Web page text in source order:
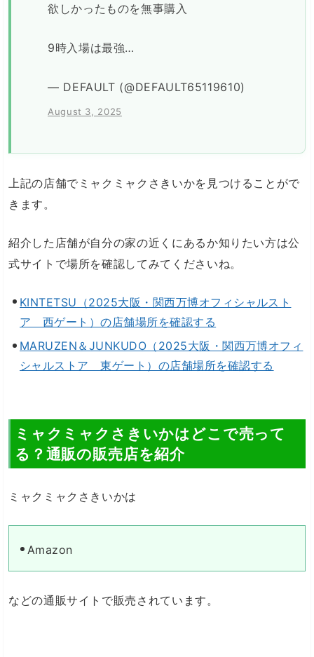
欲しかったものを無事購入
9時入場は最強…
— DEFAULT (@DEFAULT65119610)
August 3, 2025
上記の店舗でミャクミャクさきいかを見つけることがで
きます。
紹介した店舗が自分の家の近くにあるか知りたい方は公
式サイトで場所を確認してみてくださいね。
KINTETSU（2025大阪・関西万博オフィシャルスト
ア 西ゲート）の店舗場所を確認する
MARUZEN＆JUNKUDO（2025大阪・関西万博オフィ
シャルストア 東ゲート）の店舗場所を確認する
ミャクミャクさきいかはどこで売って
る？通販の販売店を紹介
ミャクミャクさきいかは
Amazon
などの通販サイトで販売されています。